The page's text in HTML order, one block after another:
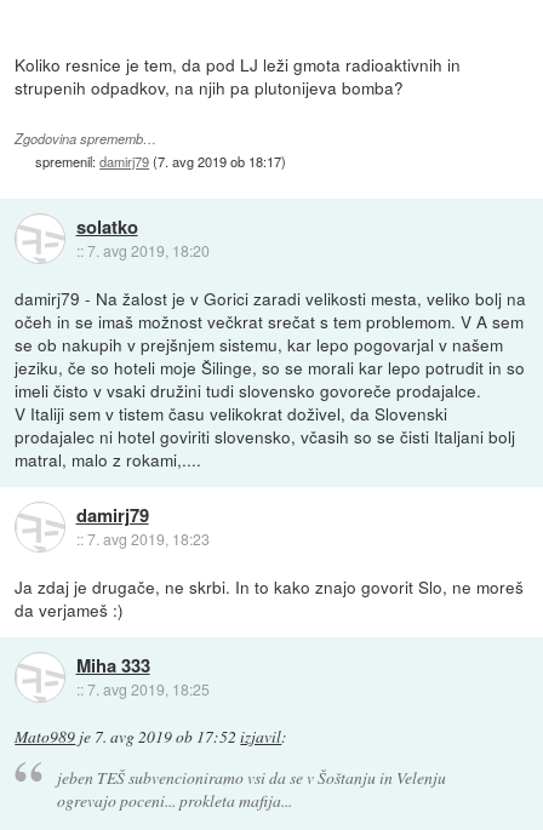
Koliko resnice je tem, da pod LJ leži gmota radioaktivnih in
strupenih odpadkov, na njih pa plutonijeva bomba?
Zgodovina sprememb…
spremenil:damirj79(7. avg 2019 ob 18:17)
solatko
::7. avg 2019, 18:20
damirj79 - Na žalost je v Gorici zaradi velikosti mesta, veliko bolj na
očeh in se imaš možnost večkrat srečat s tem problemom. V A sem
se ob nakupih v prejšnjem sistemu, kar lepo pogovarjal v našem
jeziku, če so hoteli moje Šilinge, so se morali kar lepo potrudit in so
imeli čisto v vsaki družini tudi slovensko govoreče prodajalce.
V Italiji sem v tistem času velikokrat doživel, da Slovenski
prodajalec ni hotel goviriti slovensko, včasih so se čisti Italjani bolj
matral, malo z rokami,....
damirj79
::7. avg 2019, 18:23
Ja zdaj je drugače, ne skrbi. In to kako znajo govorit Slo, ne moreš
da verjameš :)
Miha 333
::7. avg 2019, 18:25
Mato989 je 7. avg 2019 ob 17:52 izjavil:
jeben TEŠ subvencioniramo vsi da se v Šoštanju in Velenju
ogrevajo poceni... prokleta mafija...